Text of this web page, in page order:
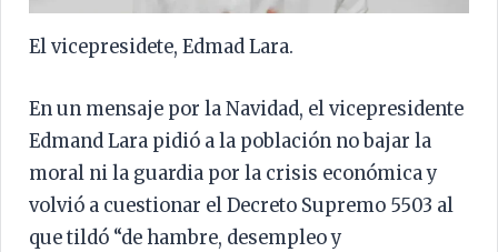
El vicepresidete, Edmad Lara.
En un mensaje por la Navidad, el vicepresidente
Edmand Lara pidió a la población no bajar la
moral ni la guardia por la crisis económica y
volvió a cuestionar el Decreto Supremo 5503 al
que tildó “de hambre, desempleo y